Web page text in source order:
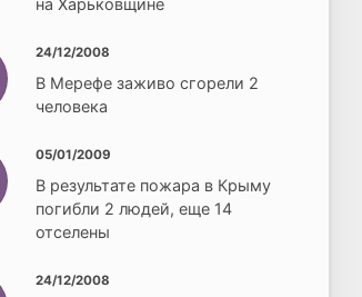
24/12/2008
В Мерефе заживо сгорели 2
человека
05/01/2009
В результате пожара в Крыму
погибли 2 людей, еще 14
отселены
24/12/2008